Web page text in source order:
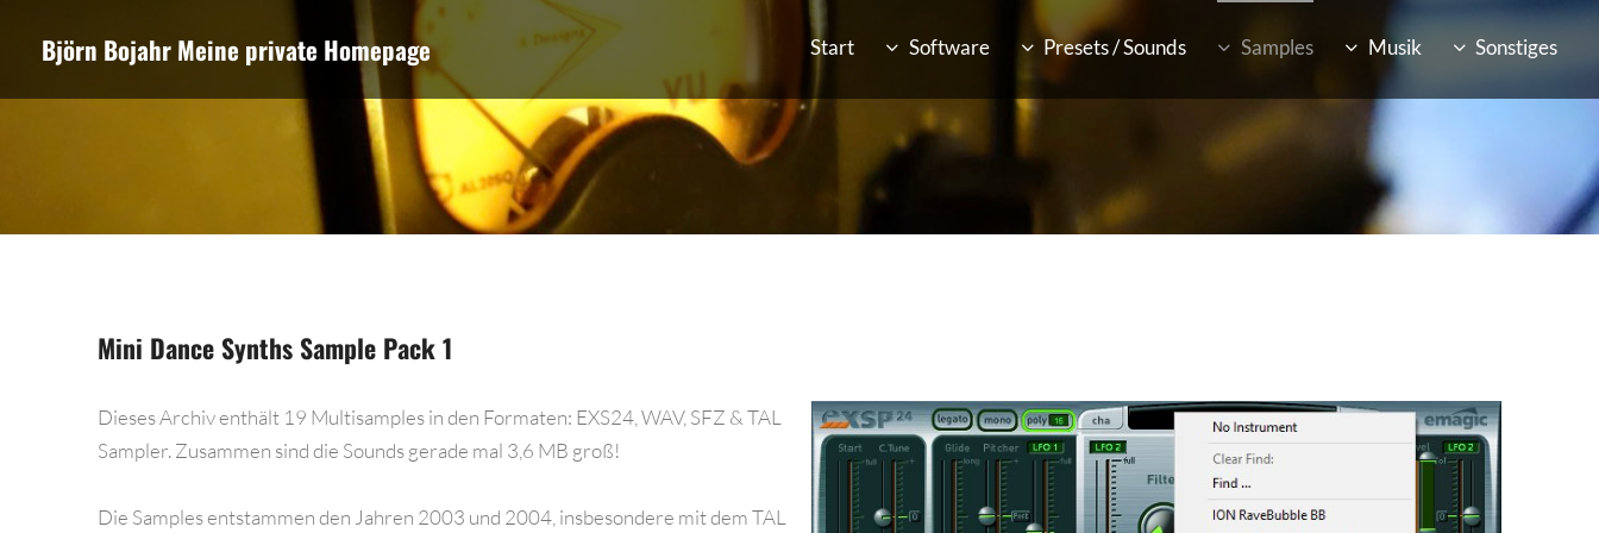
Björn Bojahr Meine private Homepage Start Software Presets / Sounds Samples Musik Sonstiges
Mini Dance Synths Sample Pack 1
Dieses Archiv enthält 19 Multisamples in den Formaten: EXS24, WAV, SFZ & TAL
Sampler. Zusammen sind die Sounds gerade mal 3,6 MB groß!
Die Samples entstammen den Jahren 2003 und 2004, insbesondere mit dem TAL